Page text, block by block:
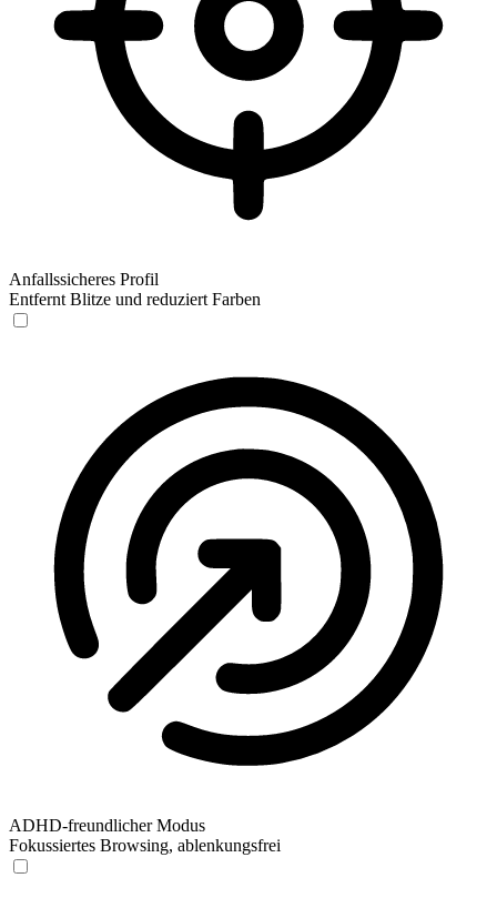
Anfallssicheres Profil
Entfernt Blitze und reduziert Farben
ADHD-freundlicher Modus
Fokussiertes Browsing, ablenkungsfrei